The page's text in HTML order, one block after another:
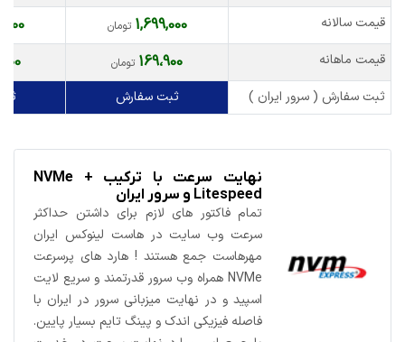
قیمت سالانه 1,699,000 تومان
قیمت ماهانه 169،900 تومان
ثبت سفارش ( سرور ایران ) ثبت سفارش
نهایت سرعت با ترکیب NVMe +
Litespeed و سرور ایران
تمام فاکتور های لازم برای داشتن حداکثر
سرعت وب سایت در هاست لینوکس ایران
مهرهاست جمع هستند ! هارد های پرسرعت
NVMe همراه وب سرور قدرتمند و سریع لایت
اسپید و در نهایت میزبانی سرور در ایران با
فاصله فیزیکی اندک و پینگ تایم بسیار پایین.